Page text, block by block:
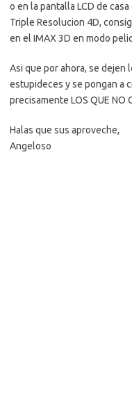
o en la pantalla LCD de
Triple Resolucion 4D,
en el IMAX 3D en modo
Asi que por ahora, se dejen
estupideces y se pongan a
precisamente LOS QUE NO
Halas que sus aproveche,
Angeloso